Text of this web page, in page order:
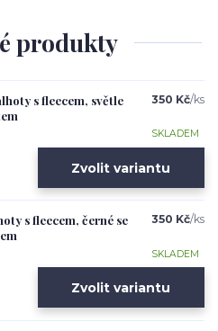
produkty
s fleecem, světle
350 Kč/ks
SKLADEM
Zvolit variantu
s fleecem, černé se
350 Kč/ks
SKLADEM
Zvolit variantu